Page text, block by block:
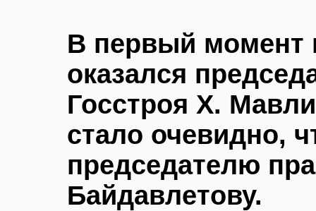
В первый момент
оказался
Госстроя Х.
стало очевидно,
председателю
Байдавлетову.